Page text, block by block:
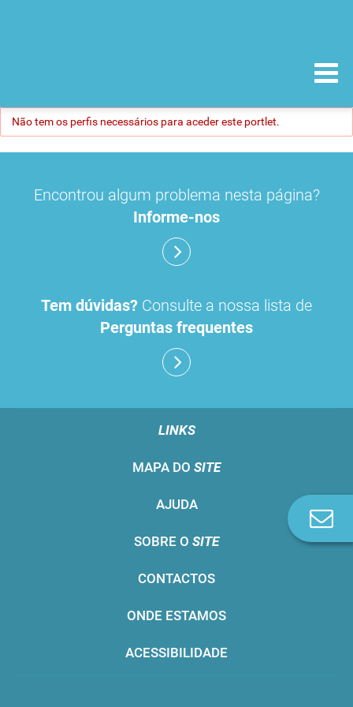
Não tem os perfis necessários para aceder este portlet.
Encontrou algum problema nesta página?
Informe-nos
Tem dúvidas? Consulte a nossa lista de
Perguntas frequentes
LINKS
MAPA DO SITE
AJUDA
SOBRE O SITE
CONTACTOS
ONDE ESTAMOS
ACESSIBILIDADE